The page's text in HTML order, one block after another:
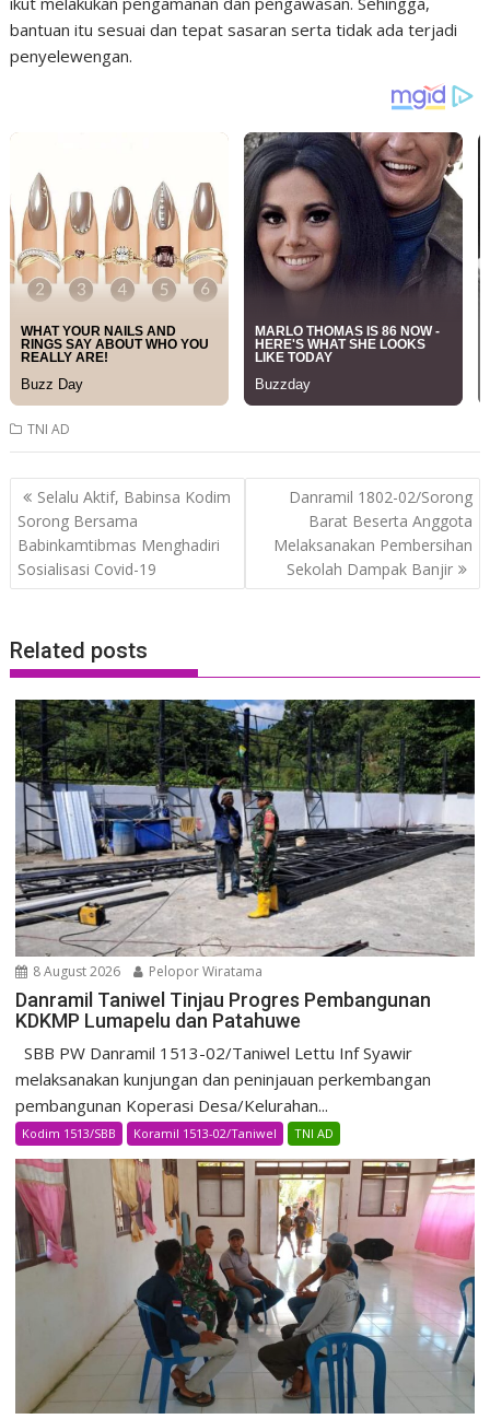
bantuan itu sesuai dan tepat sasaran serta tidak ada terjadi
penyelewengan.
TNI AD
Post
navigation
Selalu Aktif, Babinsa Kodim
Sorong Bersama
Babinkamtibmas Menghadiri
Sosialisasi Covid-19
Danramil 1802-02/Sorong
Barat Beserta Anggota
Melaksanakan Pembersihan
Sekolah Dampak Banjir
Related posts
8 August 2026 Pelopor Wiratama
Danramil Taniwel Tinjau Progres Pembangunan
KDKMP Lumapelu dan Patahuwe
SBB PW Danramil 1513-02/Taniwel Lettu Inf Syawir
melaksanakan kunjungan dan peninjauan perkembangan
pembangunan Koperasi Desa/Kelurahan...
Kodim 1513/SBB Koramil 1513-02/Taniwel TNI AD